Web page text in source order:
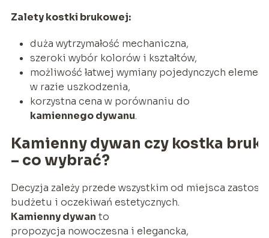
Zalety kostki brukowej:
duża wytrzymałość mechaniczna,
szeroki wybór kolorów i kształtów,
możliwość łatwej wymiany pojedynczych
w razie uszkodzenia,
korzystna cena w porównaniu do
kamiennego dywanu.
Kamienny dywan czy kostka
– co wybrać?
Decyzja zależy przede wszystkim od miejsca
budżetu i oczekiwań estetycznych.
Kamienny dywan to
propozycja nowoczesna i elegancka,